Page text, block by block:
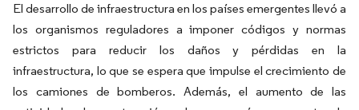
El desarrollo de infraestructura en los países emergentes llevó a
los organismos reguladores a imponer códigos y normas
estrictos para reducir los daños y pérdidas en la
infraestructura, lo que se espera que impulse el crecimiento de
los camiones de bomberos. Además, el aumento de las